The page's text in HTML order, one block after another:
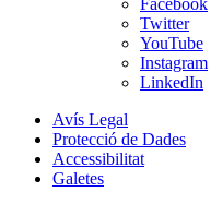
Twitter
YouTube
Instagram
LinkedIn
Avís Legal
Protecció de Dades
Accessibilitat
Galetes